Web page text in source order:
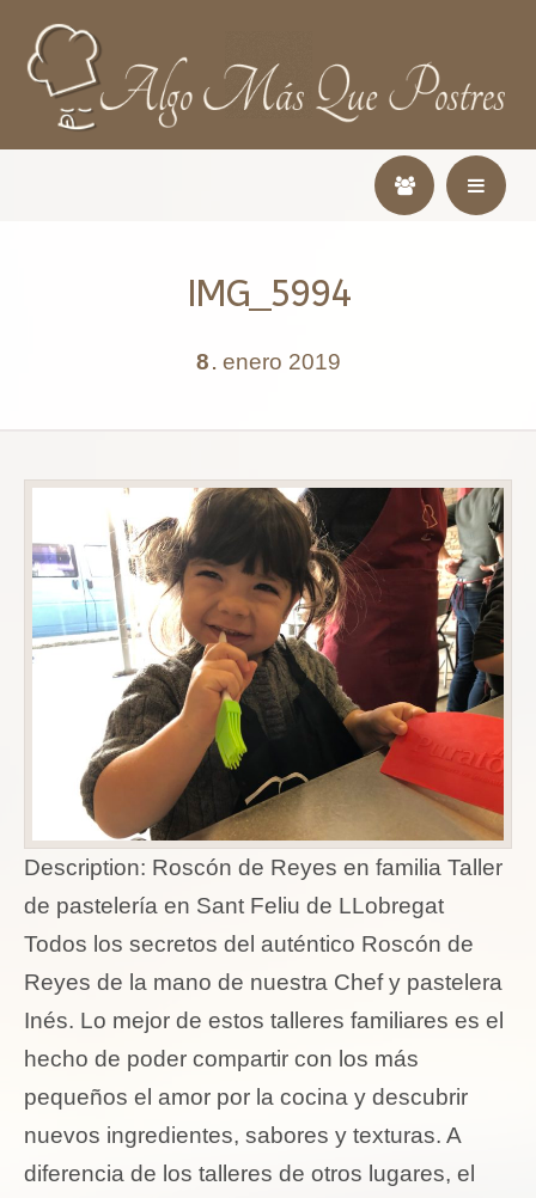
IMG_5994
8 . enero 2019
Description: Roscón de Reyes en familia Taller
de pastelería en Sant Feliu de LLobregat
Todos los secretos del auténtico Roscón de
Reyes de la mano de nuestra Chef y pastelera
Inés. Lo mejor de estos talleres familiares es el
hecho de poder compartir con los más
pequeños el amor por la cocina y descubrir
nuevos ingredientes, sabores y texturas. A
diferencia de los talleres de otros lugares, el